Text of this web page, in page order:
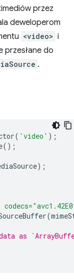
przez
deweloperom
<video> i
przesłane do
.
( 'video' );
();
);
(
as